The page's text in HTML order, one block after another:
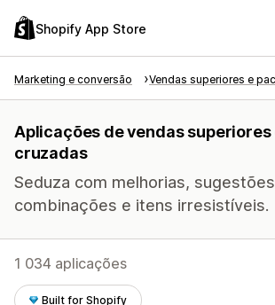
Shopify App Store
Marketing e conversão Vendas superiores e
Aplicações de vendas superiores
cruzadas
Seduza com melhorias,
combinações e itens irresistíveis.
1 034 aplicações
Built for Shopify